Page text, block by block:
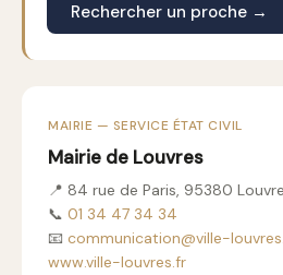
Rechercher un proche →
MAIRIE — SERVICE ÉTAT CIVIL
Mairie de Louvres
📍 84 rue de Paris, 95380
📞 01 34 47 34 34
📧 communication@ville-
www.ville-louvres.fr